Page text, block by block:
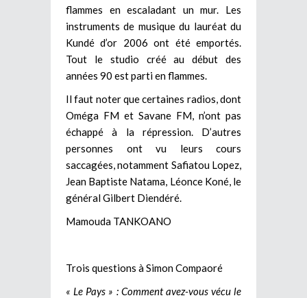
flammes en escaladant un mur. Les
instruments de musique du lauréat du
Kundé d’or 2006 ont été emportés.
Tout le studio créé au début des
années 90 est parti en flammes.
Il faut noter que certaines radios, dont
Oméga FM et Savane FM, n’ont pas
échappé à la répression. D’autres
personnes ont vu leurs cours
saccagées, notamment Safiatou Lopez,
Jean Baptiste Natama, Léonce Koné, le
général Gilbert Diendéré.
Mamouda TANKOANO
Trois questions à Simon Compaoré
« Le Pays » : Comment avez-vous vécu le